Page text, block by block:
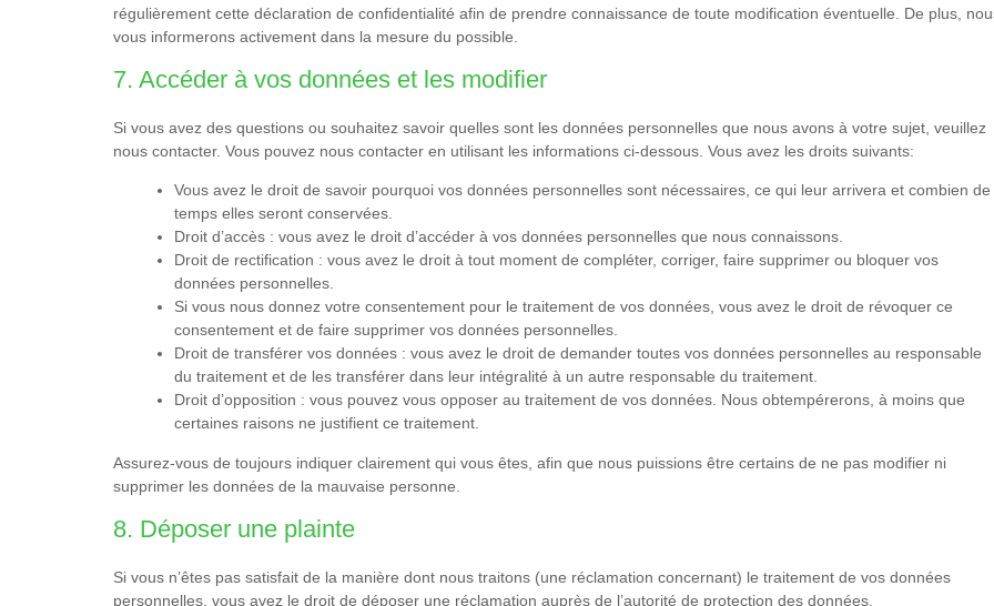
régulièrement cette déclaration de confidentialité afin de prendre connaissance de toute modification éventuelle. De plus,
vous informerons activement dans la mesure du possible.
7. Accéder à vos données et les modifier
Si vous avez des questions ou souhaitez savoir quelles sont les données personnelles que nous avons à votre sujet, veuillez
nous contacter. Vous pouvez nous contacter en utilisant les informations ci-dessous. Vous avez les droits suivants:
Vous avez le droit de savoir pourquoi vos données personnelles sont nécessaires, ce qui leur arrivera et combien de
temps elles seront conservées.
Droit d’accès : vous avez le droit d’accéder à vos données personnelles que nous connaissons.
Droit de rectification : vous avez le droit à tout moment de compléter, corriger, faire supprimer ou bloquer vos
données personnelles.
Si vous nous donnez votre consentement pour le traitement de vos données, vous avez le droit de révoquer ce
consentement et de faire supprimer vos données personnelles.
Droit de transférer vos données : vous avez le droit de demander toutes vos données personnelles au responsable
du traitement et de les transférer dans leur intégralité à un autre responsable du traitement.
Droit d’opposition : vous pouvez vous opposer au traitement de vos données. Nous obtempérerons, à moins que
certaines raisons ne justifient ce traitement.
Assurez-vous de toujours indiquer clairement qui vous êtes, afin que nous puissions être certains de ne pas modifier ni
supprimer les données de la mauvaise personne.
8. Déposer une plainte
Si vous n’êtes pas satisfait de la manière dont nous traitons (une réclamation concernant) le traitement de vos données
personnelles, vous avez le droit de déposer une réclamation auprès de l’autorité de protection des données.